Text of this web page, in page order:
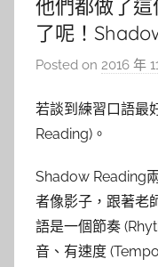
他們都做了
了呢！
Posted on 2016 年
若談到練習口語最
Reading)。
Shadow Reading
者像影子，跟著老
語是一個節奏
音、有速度